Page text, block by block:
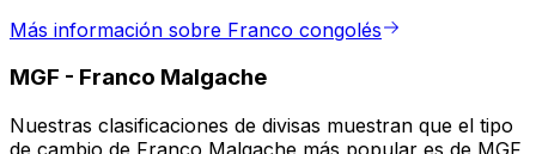
Más información sobre Franco congolés
MGF - Franco Malgache
Nuestras clasificaciones de divisas muestran que el tipo